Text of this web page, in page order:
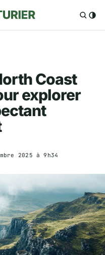
Coast
explorer
2025 à 9h34